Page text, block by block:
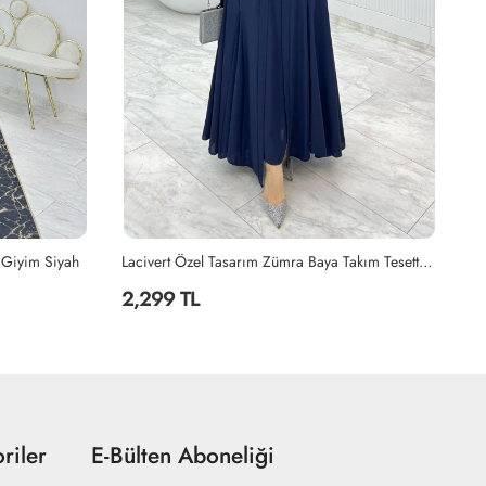
Lacivert Özel Tasarım Zümra Baya Takım Tesettür Giyim Lacivert Petrol Seda Tasarım Takım Tesettür Giyim Petrol Mavisi
2,199 TL
E-Bülten Aboneliği